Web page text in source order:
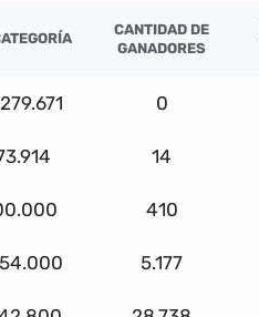
CANTIDAD DE
GANADORES
0
14
410
5.177